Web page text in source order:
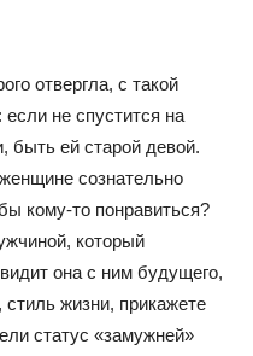
отвергла, с такой
не спустится на
быть ей старой девой.
сознательно
кому-то понравиться?
который
она с ним будущего,
стиль жизни, прикажете
статус «замужней»